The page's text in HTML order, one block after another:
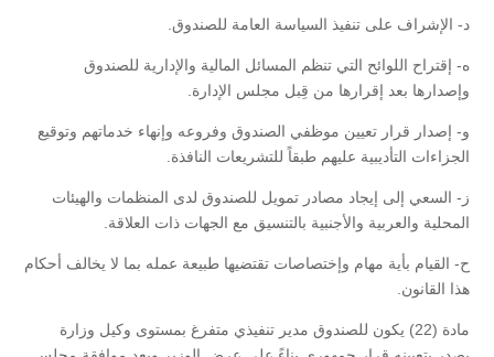
‌د- الإشراف على تنفيذ السياسة العامة للصندوق.
‌ه- إقتراح اللوائح التي تنظم المسائل المالية والإدارية للصندوق
وإصدارها بعد إقرارها من قِبل مجلس الإدارة.
‌و- إصدار قرار تعيين موظفي الصندوق وفروعه وإنهاء خدماتهم وتوقيع
الجزاءات التأديبية عليهم طبقاً للتشريعات النافذة.
‌ز- السعي إلى إيجاد مصادر تمويل للصندوق لدى المنظمات والهيئات
المحلية والعربية والأجنبية بالتنسيق مع الجهات ذات العلاقة.
‌ح- القيام بأية مهام وإختصاصات تقتضيها طبيعة عمله بما لا يخالف أحكام
هذا القانون.
مادة (22) يكون للصندوق مدير تنفيذي متفرغ بمستوى وكيل وزارة